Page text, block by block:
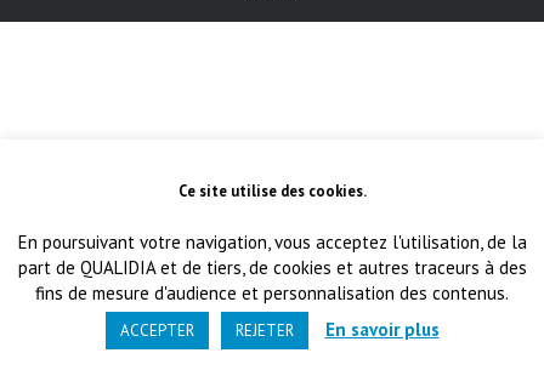
Ce site utilise des cookies.
En poursuivant votre navigation, vous acceptez l'utilisation, de la
part de QUALIDIA et de tiers, de cookies et autres traceurs à des
fins de mesure d'audience et personnalisation des contenus.
ACCEPTER REJETER En savoir plus